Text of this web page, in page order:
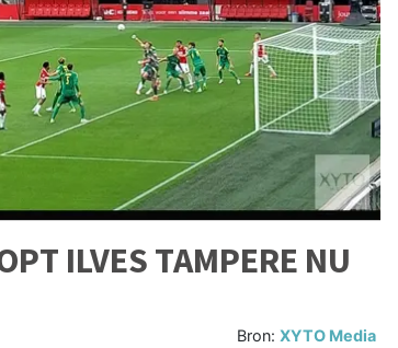
ILVES TAMPERE NU
Bron:XYTO Media